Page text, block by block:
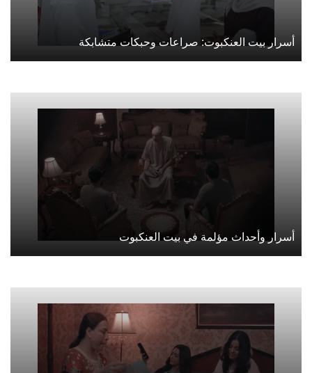
أسرار بيت العنكبوت: صراعات وحبكات متشابكة
أسرار وأحداث مؤلمة في بيت العنكبوت